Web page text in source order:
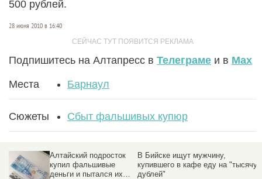
500 рублей.
28 июня 2010 в 16:40
Подпишитесь на Алтапресс в Телеграме и в Max
Места Барнаул
Сюжеты Сбыт фальшивых купюр
В Бийске ищут мужчину,
купившего в кафе еду на "тысячу
дублей"
Барнаульцы купили
фальшивые деньги и